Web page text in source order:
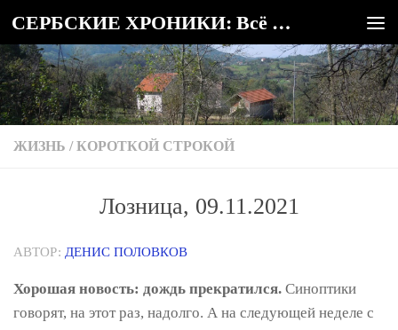
Под записью СЕРБСКИЕ ХРОНИКИ: Всё о Сербии
ЖИЗНЬ / КОРОТКОЙ СТРОКОЙ
Лозница, 09.11.2021
АВТОР: ДЕНИС ПОЛОВКОВ
Хорошая новость: дождь прекратился. Синоптики
говорят, на этот раз, надолго. А на следующей неделе с